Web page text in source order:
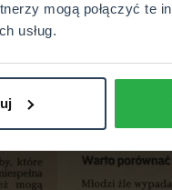
mogą połączyć te
usług.